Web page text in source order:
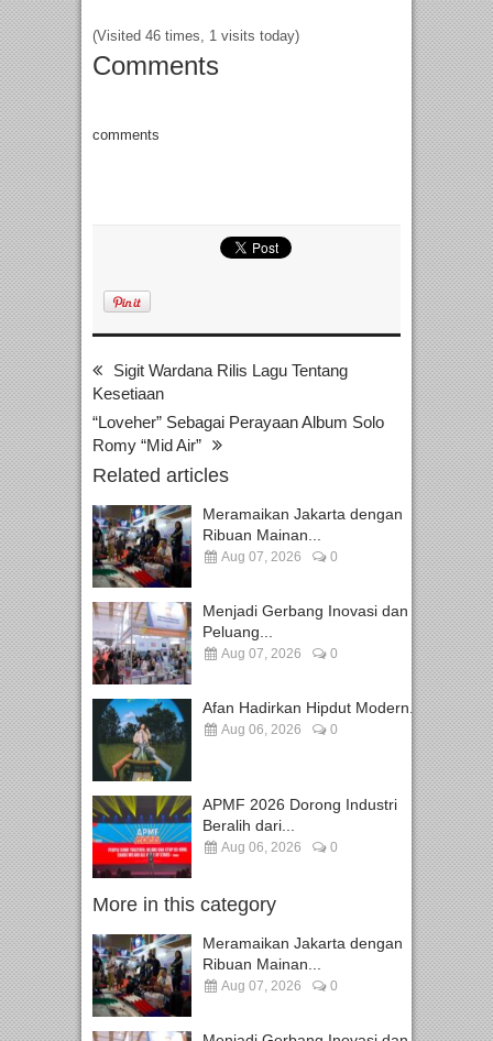
(Visited 46 times, 1 visits today)
Comments
comments
Sigit Wardana Rilis Lagu Tentang
Kesetiaan
“Loveher” Sebagai Perayaan Album Solo
Romy “Mid Air”
Related articles
Meramaikan Jakarta dengan
Ribuan Mainan...
Aug 07, 2026 0
Menjadi Gerbang Inovasi dan
Peluang...
Aug 07, 2026 0
Afan Hadirkan Hipdut Modern...
Aug 06, 2026 0
APMF 2026 Dorong Industri
Beralih dari...
Aug 06, 2026 0
More in this category
Meramaikan Jakarta dengan
Ribuan Mainan...
Aug 07, 2026 0